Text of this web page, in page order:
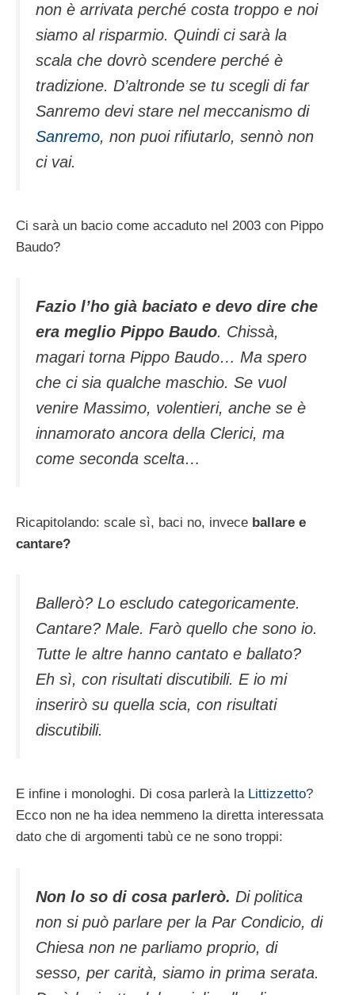
non è arrivata perché costa troppo e noi
siamo al risparmio. Quindi ci sarà la
scala che dovrò scendere perché è
tradizione. D’altronde se tu scegli di far
Sanremo devi stare nel meccanismo di
Sanremo, non puoi rifiutarlo, sennò non
ci vai.
Ci sarà un bacio come accaduto nel 2003 con Pippo
Baudo?
Fazio l’ho già baciato e devo dire che
era meglio Pippo Baudo. Chissà,
magari torna Pippo Baudo… Ma spero
che ci sia qualche maschio. Se vuol
venire Massimo, volentieri, anche se è
innamorato ancora della Clerici, ma
come seconda scelta…
Ricapitolando: scale sì, baci no, invece ballare e
cantare?
Ballerò? Lo escludo categoricamente.
Cantare? Male. Farò quello che sono io.
Tutte le altre hanno cantato e ballato?
Eh sì, con risultati discutibili. E io mi
inserirò su quella scia, con risultati
discutibili.
E infine i monologhi. Di cosa parlerà la Littizzetto?
Ecco non ne ha idea nemmeno la diretta interessata
dato che di argomenti tabù ce ne sono troppi:
Non lo so di cosa parlerò. Di politica
non si può parlare per la Par Condicio, di
Chiesa non ne parliamo proprio, di
sesso, per carità, siamo in prima serata.